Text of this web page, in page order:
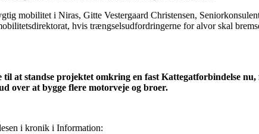
mobilitet i Niras, Gitte Vestergaard Christensen,
hvis trængselsudfordringerne for alvor skal
at standse projektet omkring en fast Kattegatforbindelse
over at bygge flere motorveje og broer.
i kronik i Information: